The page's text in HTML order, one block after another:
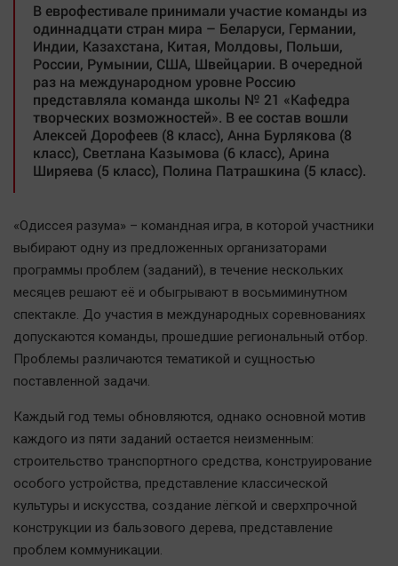
Культура
Курилка
Мнения
Спорт
Технологии
Отраслевые темы
Образование
Автомобили
XX век: криминальные уроки
Банки
Медиаграмотность
Медицина
Новости компаний
Прогулки по городу Ч
Спецпроект
Статистика
Челябинск космический
Другие рубрики
В еврофестивале принимали участие команды из
одиннадцати стран мира – Беларуси, Германии,
Индии, Казахстана, Китая, Молдовы, Польши,
России, Румынии, США, Швейцарии. В очередной
раз на международном уровне Россию
представляла команда школы № 21 «Кафедра
творческих возможностей». В ее состав вошли
Алексей Дорофеев (8 класс), Анна Бурлякова (8
класс), Светлана Казымова (6 класс), Арина
Ширяева (5 класс), Полина Патрашкина (5 класс).
«Одиссея разума» – командная игра, в которой участники
выбирают одну из предложенных организаторами
программы проблем (заданий), в течение нескольких
месяцев решают её и обыгрывают в восьмиминутном
спектакле. До участия в международных соревнованиях
допускаются команды, прошедшие региональный отбор.
Проблемы различаются тематикой и сущностью
поставленной задачи.
Каждый год темы обновляются, однако основной мотив
каждого из пяти заданий остается неизменным:
строительство транспортного средства, конструирование
особого устройства, представление классической
культуры и искусства, создание лёгкой и сверхпрочной
конструкции из бальзового дерева, представление
проблем коммуникации.